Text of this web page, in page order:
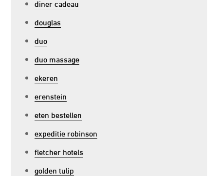
diner cadeau
douglas
duo
duo massage
ekeren
erenstein
eten bestellen
expeditie robinson
fletcher hotels
golden tulip